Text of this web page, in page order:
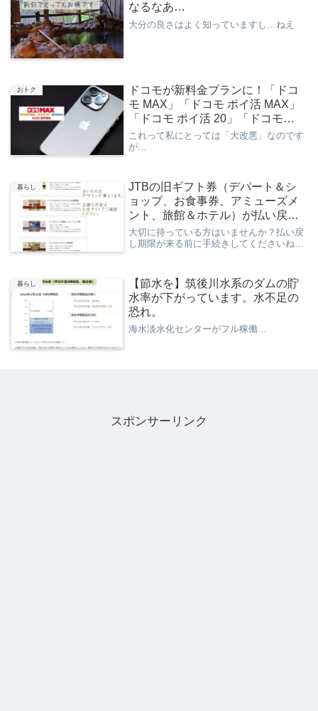
なるなあ…
大分の良さはよく知っていますし…ねえ
おトク
ドコモが新料金プランに！「ドコ
モ MAX」「ドコモ ポイ活 MAX」
「ドコモ ポイ活 20」「ドコモ
mini」
これって私にとっては「大改悪」なのです
が…
暮らし
JTBの旧ギフト券（デパート＆シ
ョップ、お食事券、アミューズメ
ント、旅館＆ホテル）が払い戻し
中です
大切に持っている方はいませんか？払い戻
し期限が来る前に手続きしてくださいね…
暮らし
【節水を】筑後川水系のダムの貯
水率が下がっています。水不足の
恐れ。
海水淡水化センターがフル稼働…
スポンサーリンク